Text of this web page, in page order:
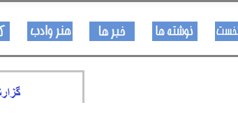
کـــــور پاڼه خبرونه